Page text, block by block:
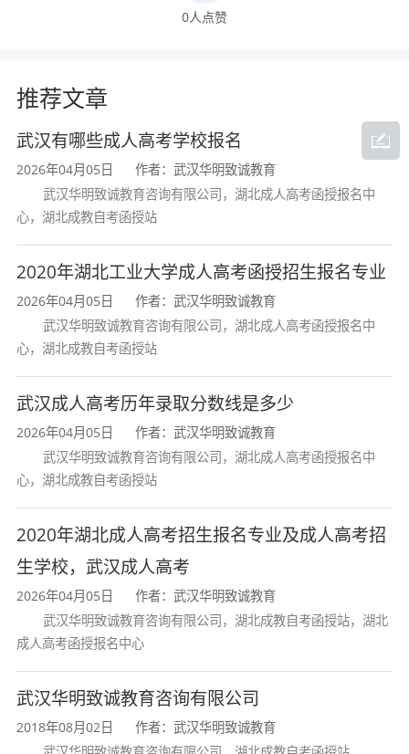
基础课，比如医学类考医学综合。分数线通常不
生通过率还是很可观的。备考的关键在于坚持，
因为大家都是在职状态，一定要提前制定学习计
划，把下班后的时间利用起来。多做历年真题，
抓住重点章节复习，效果会好很多。别担心自己
基础差，湖北成教的学习本身就是一次系统提升
的过程，很多考点都是成考辅导资料里反复强调
的。
提升学历对医药代表有啥用？
除了应对新的学历规定，通过湖北
拿到本科文凭，好处可多了。最直接的就是满足
多晋升可能。其次，系统的本科教育能帮你构建
更完整的知识体系，无论是药品知识、法规政策
还是市场策略，理解起来都会更深入，跟医生、
客户沟通也更有底气。长远看，这个学历是国家
师或者向管理岗位发展，都是一个重要的基石。
所以，这不仅仅是一张纸，更是你职业发展的“加
0人点赞
推荐文章
武汉有哪些成人高考学校报名
2026年04月05日
作者：武汉华明致诚教育
武汉华明致诚教育咨询有限公司，湖北成人高考函授报名中
心，湖北成教自考函授站
2020年湖北工业大学成人高考函授招生报名专业
2026年04月05日
作者：武汉华明致诚教育
武汉华明致诚教育咨询有限公司，湖北成人高考函授报名中
心，湖北成教自考函授站
武汉成人高考历年录取分数线是多少
2026年04月05日
作者：武汉华明致诚教育
武汉华明致诚教育咨询有限公司，湖北成人高考函授报名中
心，湖北成教自考函授站
2020年湖北成人高考招生报名专业及成人高考招
生学校，武汉成人高考
2026年04月05日
作者：武汉华明致诚教育
武汉华明致诚教育咨询有限公司，湖北成教自考函授站，湖北
成人高考函授报名中心
武汉华明致诚教育咨询有限公司
2018年08月02日
作者：武汉华明致诚教育